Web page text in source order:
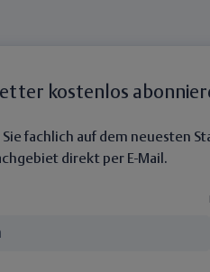
kostenlos
Sie fachlich auf dem neuesten
direkt per E-Mail.